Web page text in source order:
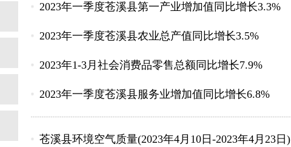
2023年一季度苍溪县第一产业增加值同比增长3.3%
2023年一季度苍溪县农业总产值同比增长3.5%
2023年1-3月社会消费品零售总额同比增长7.9%
2023年一季度苍溪县服务业增加值同比增长6.8%
苍溪县环境空气质量(2023年4月10日-2023年4月23日)